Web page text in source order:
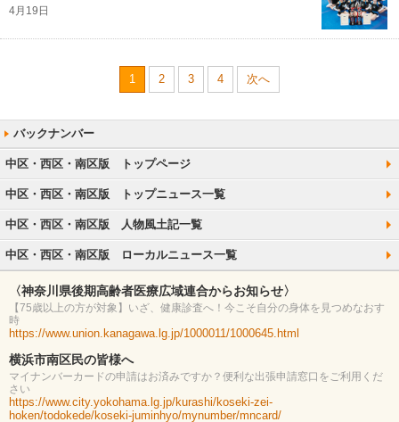
4月19日
1 2 3 4 次へ
中区・西区・南区版 トップページ
中区・西区・南区版 トップニュース一覧
中区・西区・南区版 人物風土記一覧
中区・西区・南区版 ローカルニュース一覧
〈神奈川県後期高齢者医療広域連合からお知らせ〉
【75歳以上の方が対象】いざ、健康診査へ！今こそ自分の身体を見つめなおす
時
https://www.union.kanagawa.lg.jp/1000011/1000645.html
横浜市南区民の皆様へ
マイナンバーカードの申請はお済みですか？便利な出張申請窓口をご利用くだ
さい
https://www.city.yokohama.lg.jp/kurashi/koseki-zei-
hoken/todokede/koseki-juminhyo/mynumber/mncard/